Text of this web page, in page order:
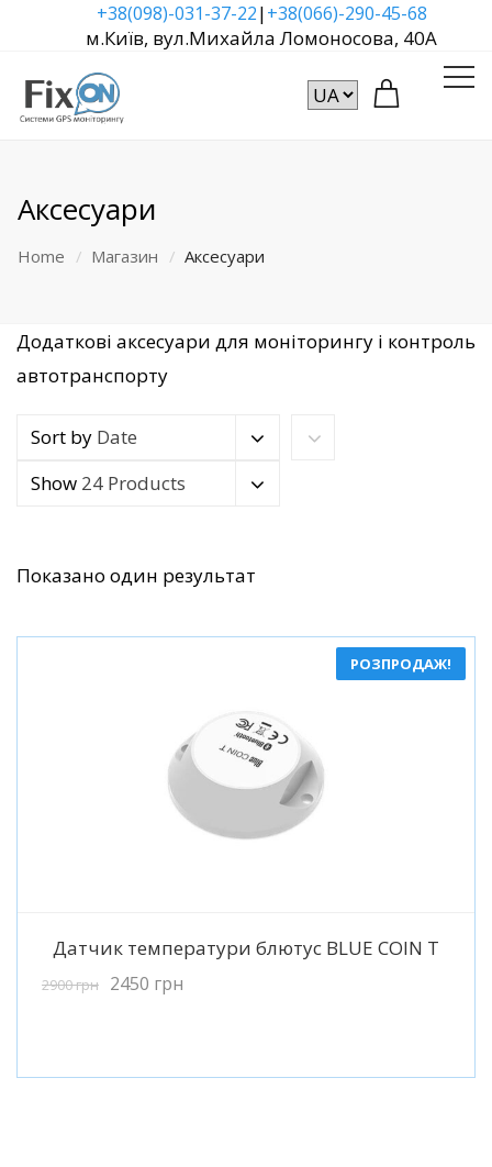
+38(098)-031-37-22|+38(066)-290-45-68
м.Київ, вул.Михайла Ломоносова, 40А
Аксесуари
Home Магазин Аксесуари
Додаткові аксесуари для моніторингу і контроль
автотранспорту
Sort by Date
Show 24 Products
Показано один результат
РОЗПРОДАЖ!
Детальніше
Датчик температури блютус BLUE COIN T
2900грн 2450 грн